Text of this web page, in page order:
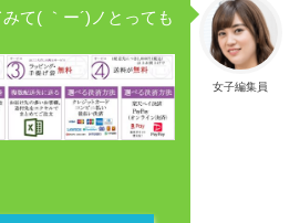
女子編集員
て( ｀ー´)ノとっても